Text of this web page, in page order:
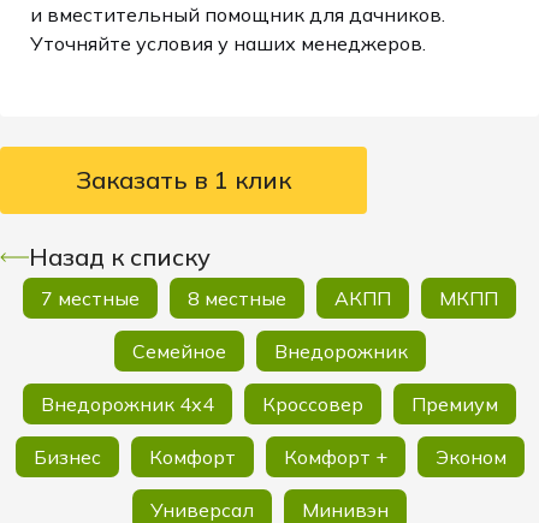
и вместительный помощник для дачников.
Уточняйте условия у наших менеджеров.
Заказать в 1 клик
Назад к списку
7 местные 8 местные АКПП МКПП
Семейное Внедорожник
Внедорожник 4х4 Кроссовер Премиум
Бизнес Комфорт Комфорт + Эконом
Универсал Минивэн